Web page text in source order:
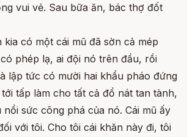
vui vẻ. Sau bữa ăn, bác thợ đốt
kia có một cái mũ đã sờn cả mép
phép lạ, ai đội nó trên đầu, rồi
lập tức có mười hai khẩu pháo đứng
tấp làm cho tất cả đổ nát tan tành,
sức công phá của nó. Cái mũ ấy
với tôi. Cho tôi cái khăn này đi, tôi